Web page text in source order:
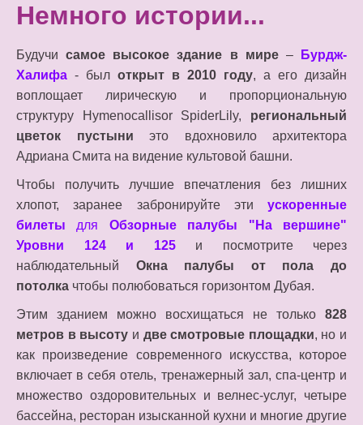
Немного истории...
Будучисамое высокое здание в мире–
Бурдж-
Халифа - был открыт в 2010 году, а его дизайн
воплощает лирическую и пропорциональную
структуру Hymenocallisor SpiderLily, региональный
цветок пустыни это вдохновило архитектора
Адриана Смита на видение культовой башни.
Чтобы получить лучшие впечатления без лишних
хлопот, заранее забронируйте эти ускоренные
билеты для
Обзорные палубы "На вершине"
Уровни 124 и 125и посмотрите через
наблюдательный Окна палубы от пола до
потолка чтобы полюбоваться горизонтом Дубая.
Этим зданием можно восхищаться не только 828
метров в высоту и две смотровые площадки, но и
как произведение современного искусства, которое
включает в себя отель, тренажерный зал, спа-центр и
множество оздоровительных и велнес-услуг, четыре
бассейна, ресторан изысканной кухни и многие другие